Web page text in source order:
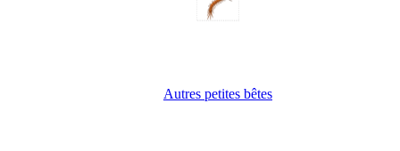
Autres petites bêtes